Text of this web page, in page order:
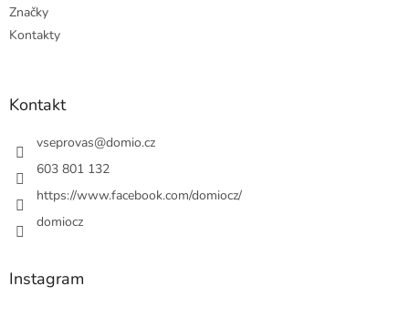
Značky
Kontakty
Kontakt
vseprovas@domio.cz
603 801 132
https://www.facebook.com/domiocz/
domiocz
Instagram